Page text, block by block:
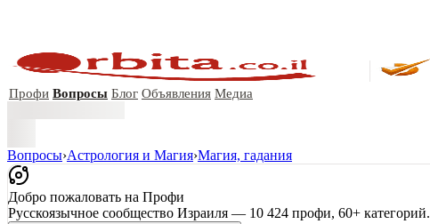
Профи Вопросы Блог Объявления Медиа
Вопросы›Астрология и Магия›Магия, гадания
Добро пожаловать на Профи
Русскоязычное сообщество Израиля — 10 424 профи, 60+ категорий.